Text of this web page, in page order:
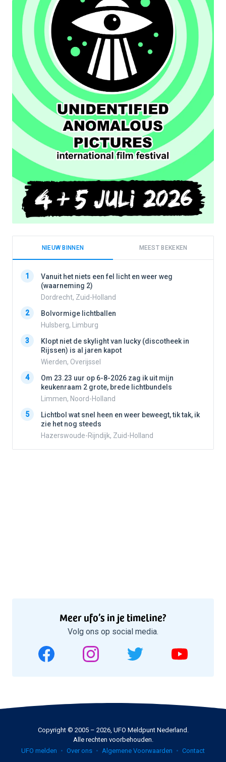
NIEUW BINNEN MEEST BEKEKEN
1
Vanuit het niets een fel licht en weer weg
(waarneming 2)
Dordrecht, Zuid-Holland
2
Bolvormige lichtballen
Hulsberg, Limburg
3
Klopt niet de skylight van lucky (discotheek in
Rijssen) is al jaren kapot
Wierden, Overijssel
4
Om 23.23 uur op 6-8-2026 zag ik uit mijn
keukenraam 2 grote, brede lichtbundels
Limmen, Noord-Holland
5
Lichtbol wat snel heen en weer beweegt, tik tak, ik
zie het nog steeds
Hazerswoude-Rijndijk, Zuid-Holland
Meer ufo’s in je timeline?
Volg ons op social media.
Copyright © 2005 – 2026, UFO Meldpunt Nederland.
Alle rechten voorbehouden.
UFO melden
Over ons Algemene Voorwaarden Contact